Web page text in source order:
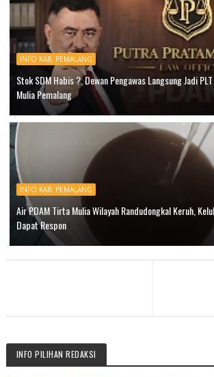
INFO KAB. PEMALANG
Stok SDM Habis ?, Dewan Pengawas Langsung Jadi
Mulia Pemalang
INFO KAB. PEMALANG
Air PDAM Tirta Mulia Wilayah Randudongkal Keruh,
Dapat Respon
INFO PILIHAN REDAKSI